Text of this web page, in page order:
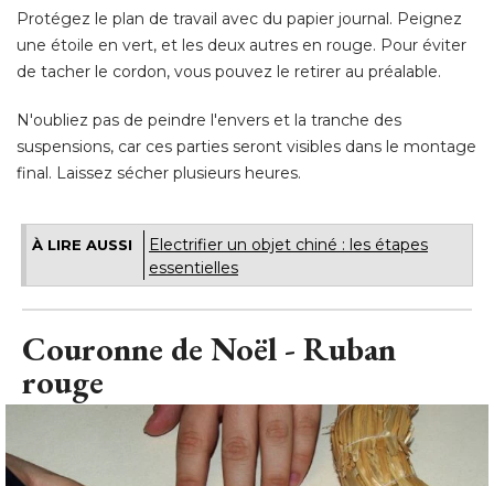
Protégez le plan de travail avec du papier journal. Peignez
une étoile en vert, et les deux autres en rouge. Pour éviter
de tacher le cordon, vous pouvez le retirer au préalable.
N'oubliez pas de peindre l'envers et la tranche des
suspensions, car ces parties seront visibles dans le montage
final. Laissez sécher plusieurs heures.
À LIRE AUSSI
Electrifier un objet chiné : les étapes
essentielles
Couronne de Noël - Ruban
rouge